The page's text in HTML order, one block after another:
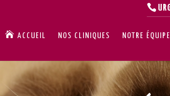
ACCUEIL NOS CLINIQUES NOTRE ÉQUIPE